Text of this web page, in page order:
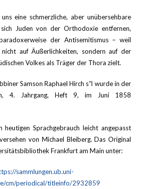
eine schmerzliche, aber unübersehbare
Juden von der Orthodoxie entfernen,
der Antisemitismus – weil
auf Äußerlichkeiten, sondern auf der
Volkes als Träger der Thora zielt.
Samson Raphael Hirch s“l wurde in der
4. Jahrgang, Heft 9, im Juni 1858
Sprachgebrauch leicht angepasst
von Michael Bleiberg. Das Original
Frankfurt am Main unter:
sammlungen.ub.uni-
cm/periodical/titleinfo/2932859